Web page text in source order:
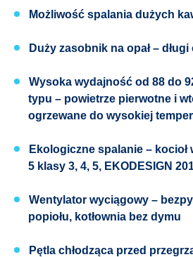
Możliwość spalania dużych
Duży zasobnik na opał– długi
Wysoka wydajność od 88 do
typu – powietrze pierwotne i
ogrzewane do wysokiej
Ekologiczne spalanie – kocioł
5 klasy 3, 4, 5, EKODESIGN
Wentylator wyciągowy –
popiołu, kotłownia bez dymu ​ ​
Pętla chłodząca przed